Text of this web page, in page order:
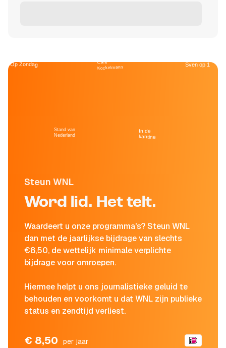
Steun WNL
Word lid. Het telt.
Waardeert u onze programma's? Steun WNL
dan met de jaarlijkse bijdrage van slechts
€8,50, de wettelijk minimale verplichte
bijdrage voor omroepen.
Hiermee helpt u ons journalistieke geluid te
behouden en voorkomt u dat WNL zijn publieke
status en zendtijd verliest.
€ 8,50 per jaar
Op Zondag
Stand van
Nederland
Café
Kockelmann
In de
kantine
Sven op 1